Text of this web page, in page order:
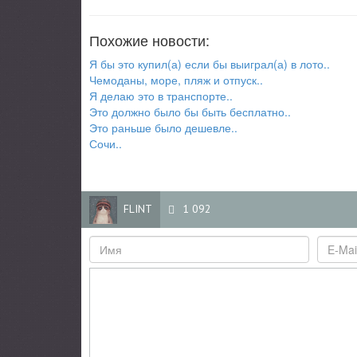
Похожие новости:
Я бы это купил(а) если бы выиграл(а) в лото..
Чемоданы, море, пляж и отпуск..
Я делаю это в транспорте..
Это должно было бы быть бесплатно..
Это раньше было дешевле..
Сочи..
FLINT 1 092